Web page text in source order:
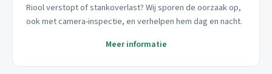
Riool verstopt of stankoverlast? Wij sporen de oorzaak op,
ook met camera-inspectie, en verhelpen hem dag en nacht.
Meer informatie